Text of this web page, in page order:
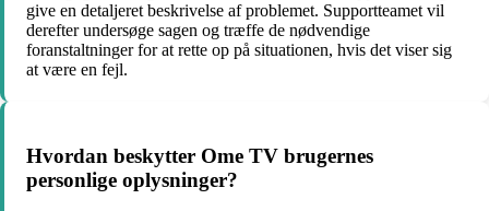
give en detaljeret beskrivelse af problemet. Supportteamet vil
derefter undersøge sagen og træffe de nødvendige
foranstaltninger for at rette op på situationen, hvis det viser sig
at være en fejl.
Hvordan beskytter Ome TV brugernes
personlige oplysninger?